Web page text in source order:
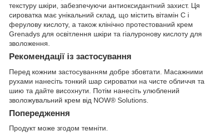
текстуру шкіри, забезпечуючи антиоксидантний захист. Ця
сироватка має унікальний склад, що містить вітамін С і
ферулову кислоту, а також клінічно протестований крем
Grenadys для освітлення шкіри та гіалуронову кислоту для
зволоження.
Рекомендації із застосування
Перед кожним застосуванням добре збовтати. Масажними
рухами нанесіть тонкий шар сироватки на чисте обличчя та
шию та дайте висохнути. Потім нанесіть улюблений
зволожувальний крем від NOW® Solutions.
Попередження
Продукт може згодом темніти.